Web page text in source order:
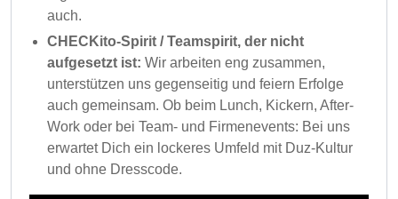
auch.
CHECKito-Spirit / Teamspirit, der nicht
aufgesetzt ist: Wir arbeiten eng zusammen,
unterstützen uns gegenseitig und feiern Erfolge
auch gemeinsam. Ob beim Lunch, Kickern, After-
Work oder bei Team- und Firmenevents: Bei uns
erwartet Dich ein lockeres Umfeld mit Duz-Kultur
und ohne Dresscode.